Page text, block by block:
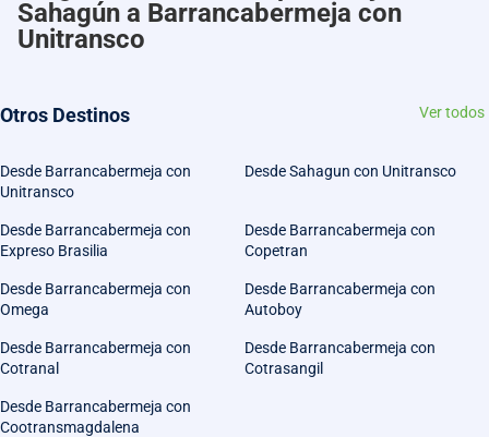
Sahagún a Barrancabermeja con
Unitransco
Otros Destinos Ver todos
Desde Barrancabermeja con
Unitransco
Desde Sahagun con Unitransco
Desde Barrancabermeja con
Expreso Brasilia
Desde Barrancabermeja con
Copetran
Desde Barrancabermeja con
Omega
Desde Barrancabermeja con
Autoboy
Desde Barrancabermeja con
Cotranal
Desde Barrancabermeja con
Cotrasangil
Desde Barrancabermeja con
Cootransmagdalena